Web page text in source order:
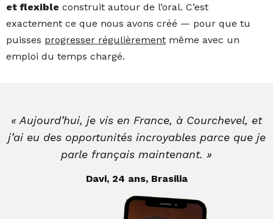
et flexible construit autour de l’oral. C’est
exactement ce que nous avons créé — pour que tu
puisses progresser régulièrement même avec un
emploi du temps chargé.
« Aujourd’hui, je vis en France, à Courchevel, et
j’ai eu des opportunités incroyables parce que je
parle français maintenant. »
Davi, 24 ans, Brasilia